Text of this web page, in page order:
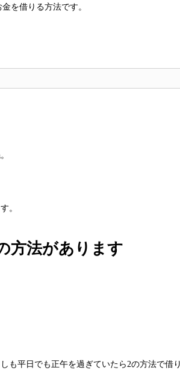
を借りる方法です。
。
方法があります
も平日でも正午を過ぎていたら2の方法で借